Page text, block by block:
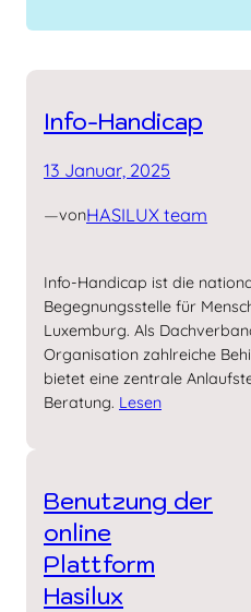
Info-Handicap
13 Januar, 2025
—vonHASILUX team
Info-Handicap ist die
Begegnungsstelle für
Luxemburg. Als
Organisation zahlreiche
bietet eine zentrale
Beratung. Lesen
Benutzung der
online
Plattform
Hasilux